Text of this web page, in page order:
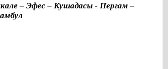
– Эфес – Кушадасы - Пергам –